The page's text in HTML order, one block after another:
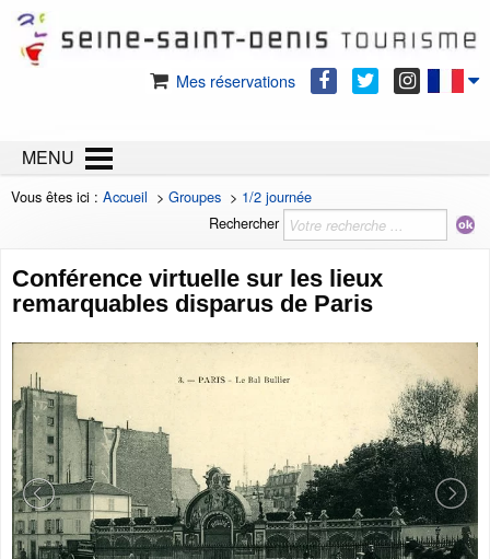
Mes réservations
MENU
Vous êtes ici : Accueil > Groupes > 1/2 journée
Rechercher
Conférence virtuelle sur les lieux
remarquables disparus de Paris